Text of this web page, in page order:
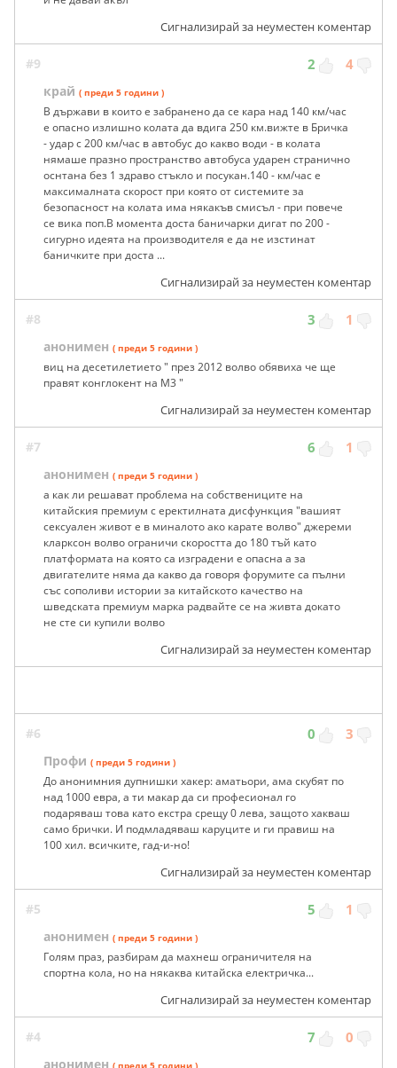
Сигнализирай за неуместен коментар
#9 2 4
край ( преди 5 години )
В държави в които е забранено да се кара над 140 км/час
е опасно излишно колата да вдига 250 км.вижте в Бричка
- удар с 200 км/час в автобус до какво води - в колата
нямаше празно пространство автобуса ударен странично
оснтана без 1 здраво стъкло и посукан.140 - км/час е
максималната скорост при която от системите за
безопасност на колата има някакъв смисъл - при повече
се вика поп.В момента доста баничарки дигат по 200 -
сигурно идеята на производителя е да не изстинат
баничките при доста ...
Сигнализирай за неуместен коментар
#8 3 1
анонимен ( преди 5 години )
виц на десетилетието " през 2012 волво обявиха че ще
правят конглокент на М3 "
Сигнализирай за неуместен коментар
#7 6 1
анонимен ( преди 5 години )
а как ли решават проблема на собствениците на
китайския премиум с еректилната дисфункция "вашият
сексуален живот е в миналото ако карате волво" джереми
кларксон волво ограничи скоростта до 180 тъй като
платформата на която са изградени е опасна а за
двигателите няма да какво да говоря форумите са пълни
със сополиви истории за китайското качество на
шведската премиум марка радвайте се на живта докато
не сте си купили волво
Сигнализирай за неуместен коментар
#6 0 3
Профи ( преди 5 години )
До анонимния дупнишки хакер: аматьори, ама скубят по
над 1000 евра, а ти макар да си професионал го
подаряваш това като екстра срещу 0 лева, защото хакваш
само брички. И подмладяваш каруците и ги правиш на
100 хил. всичките, гад-и-но!
Сигнализирай за неуместен коментар
#5 5 1
анонимен ( преди 5 години )
Голям праз, разбирам да махнеш ограничителя на
спортна кола, но на някаква китайска електричка...
Сигнализирай за неуместен коментар
#4 7 0
анонимен